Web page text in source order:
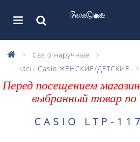
Casio наручные
Часы Casio ЖЕНСКИЕ/ДЕТСКИЕ
Перед посещением
выбранный товар
CASIO LTP-